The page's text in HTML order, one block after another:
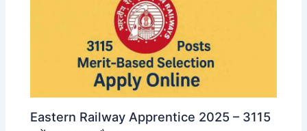
Eastern Railway Apprentice 2025 – 3115